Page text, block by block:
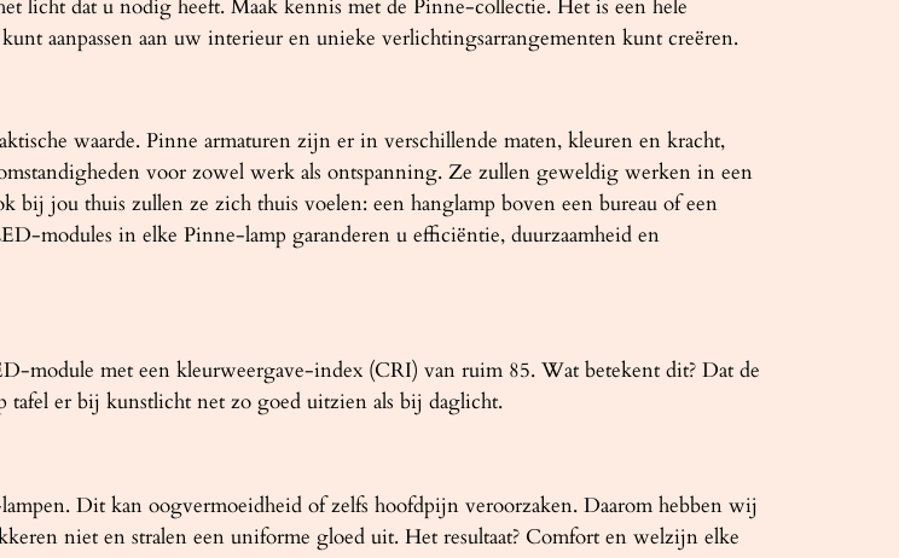
licht dat u nodig heeft. Maak kennis met de Pinne-collectie. Het is een hele
aanpassen aan uw interieur en unieke verlichtingsarrangementen kunt creëren.
waarde. Pinne armaturen zijn er in verschillende maten, kleuren en kracht,
voor zowel werk als ontspanning. Ze zullen geweldig werken in een
bij jou thuis zullen ze zich thuis voelen: een hanglamp boven een bureau of een
modules in elke Pinne-lamp garanderen u efficiëntie, duurzaamheid en
module met een kleurweergave-index (CRI) van ruim 85. Wat betekent dit? Dat de
tafel er bij kunstlicht net zo goed uitzien als bij daglicht.
Dit kan oogvermoeidheid of zelfs hoofdpijn veroorzaken. Daarom hebben wij
niet en stralen een uniforme gloed uit. Het resultaat? Comfort en welzijn elke